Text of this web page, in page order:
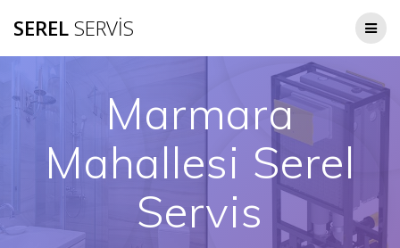
SERELSERVİS
Marmara
Mahallesi Serel
Servis